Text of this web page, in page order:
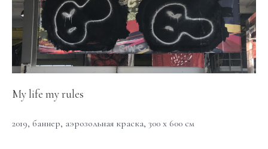
My life my rules
2019, баннер, аэрозольная краска, 300 х 600 см